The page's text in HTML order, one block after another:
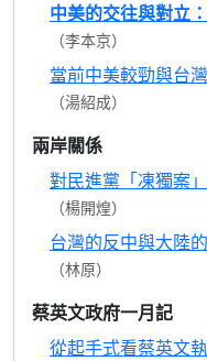
中美的交往與對立
（李本京）
當前中美較勁與台
（湯紹成）
兩岸關係
對民進黨「凍獨案
（楊開煌）
台灣的反中與大陸
（林原）
蔡英文政府一月記
從起手式看蔡英文